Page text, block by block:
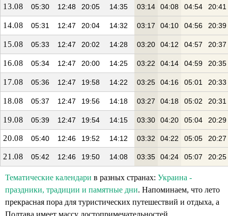
13.08 05:30 12:48 20:05 14:35 03:14 04:08 04:54 20:41
14.08 05:31 12:47 20:04 14:32 03:17 04:10 04:56 20:39
15.08 05:33 12:47 20:02 14:28 03:20 04:12 04:57 20:37
16.08 05:34 12:47 20:00 14:25 03:22 04:14 04:59 20:35
17.08 05:36 12:47 19:58 14:22 03:25 04:16 05:01 20:33
18.08 05:37 12:47 19:56 14:18 03:27 04:18 05:02 20:31
19.08 05:39 12:47 19:54 14:15 03:30 04:20 05:04 20:29
20.08 05:40 12:46 19:52 14:12 03:32 04:22 05:05 20:27
21.08 05:42 12:46 19:50 14:08 03:35 04:24 05:07 20:25
Тематические календари в разных странах: Украина -
праздники, традиции и памятные дни. Напоминаем, что лето
прекрасная пора для туристических путешествий и отдыха, а
Полтава имеет массу достопримечательностей.